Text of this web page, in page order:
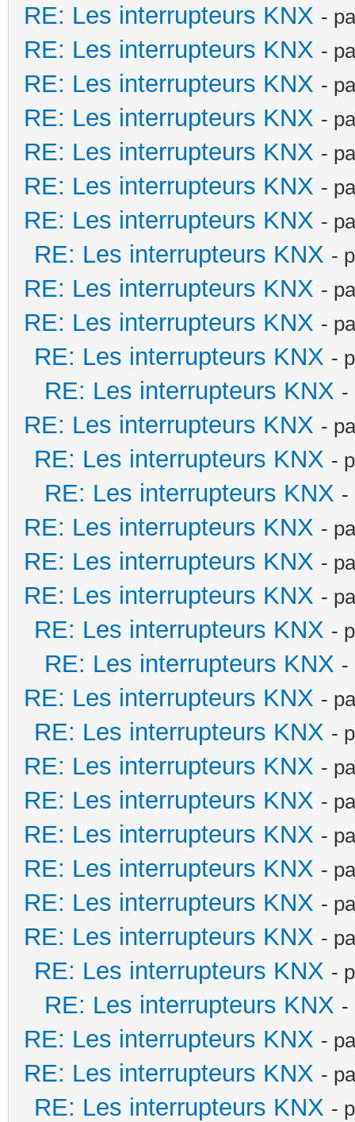
RE: Les interrupteurs KNX -
RE: Les interrupteurs KNX -
RE: Les interrupteurs KNX -
RE: Les interrupteurs KNX -
RE: Les interrupteurs KNX -
RE: Les interrupteurs KNX -
RE: Les interrupteurs KNX -
RE: Les interrupteurs KNX -
RE: Les interrupteurs KNX -
RE: Les interrupteurs KNX -
RE: Les interrupteurs KNX -
RE: Les interrupteurs KNX -
RE: Les interrupteurs KNX -
RE: Les interrupteurs KNX -
RE: Les interrupteurs KNX -
RE: Les interrupteurs KNX -
RE: Les interrupteurs KNX -
RE: Les interrupteurs KNX -
RE: Les interrupteurs KNX -
RE: Les interrupteurs KNX -
RE: Les interrupteurs KNX -
RE: Les interrupteurs KNX -
RE: Les interrupteurs KNX -
RE: Les interrupteurs KNX -
RE: Les interrupteurs KNX -
RE: Les interrupteurs KNX -
RE: Les interrupteurs KNX -
RE: Les interrupteurs KNX -
RE: Les interrupteurs KNX -
RE: Les interrupteurs KNX -
RE: Les interrupteurs KNX -
RE: Les interrupteurs KNX -
RE: Les interrupteurs KNX -